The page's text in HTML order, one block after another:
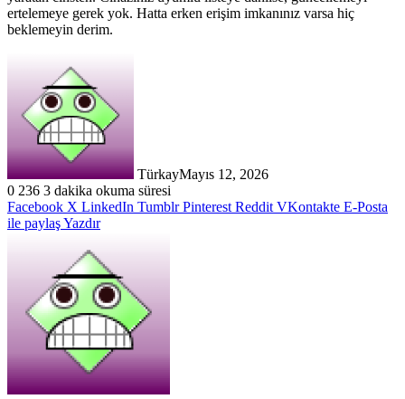
ertelemeye gerek yok. Hatta erken erişim imkanınız varsa hiç
beklemeyin derim.
TürkayMayıs 12, 2026
0 236 3 dakika okuma süresi
Facebook X LinkedIn Tumblr Pinterest Reddit VKontakte E-Posta
ile paylaşYazdır